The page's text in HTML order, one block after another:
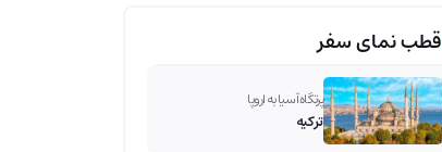
قطب نمای سفر
پرتگاه آسیا به اروپا
ترکیه